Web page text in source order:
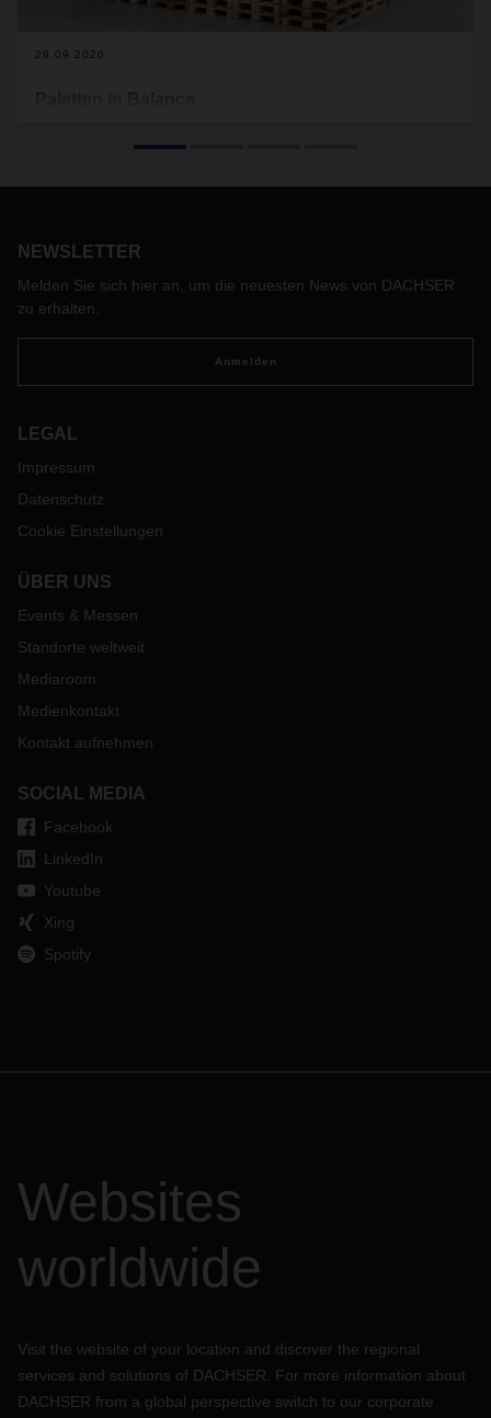
29.09.2020
Organization.
NEWSLETTER
Melden Sie sich hier an, um die neuesten News von DACHSER
zu erhalten.
Anmelden
LEGAL
Impressum
Datenschutz
Cookie Einstellungen
ÜBER UNS
Events & Messen
Standorte weltweit
Mediaroom
Medienkontakt
Kontakt aufnehmen
SOCIAL MEDIA
Facebook
LinkedIn
Youtube
Xing
Spotify
Websites
worldwide
Visit the website of your location and discover the regional
services and solutions of DACHSER. For more information about
DACHSER from a global perspective switch to our corporate